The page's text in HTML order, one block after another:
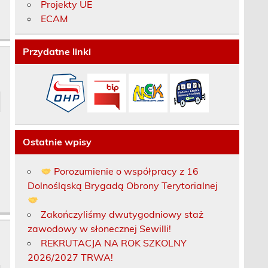
Projekty UE
ECAM
Przydatne linki
Ostatnie wpisy
Porozumienie o współpracy z 16
Dolnośląską Brygadą Obrony Terytorialnej
Zakończyliśmy dwutygodniowy staż
zawodowy w słonecznej Sewilli!
REKRUTACJA NA ROK SZKOLNY
2026/2027 TRWA!